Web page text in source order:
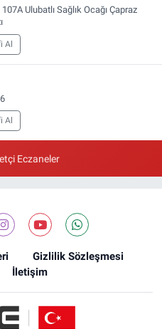
Ulubatlı Sağlık Ocağı Çapraz
Al
Al
Eczaneler
Gizlilik Sözleşmesi
İletişim